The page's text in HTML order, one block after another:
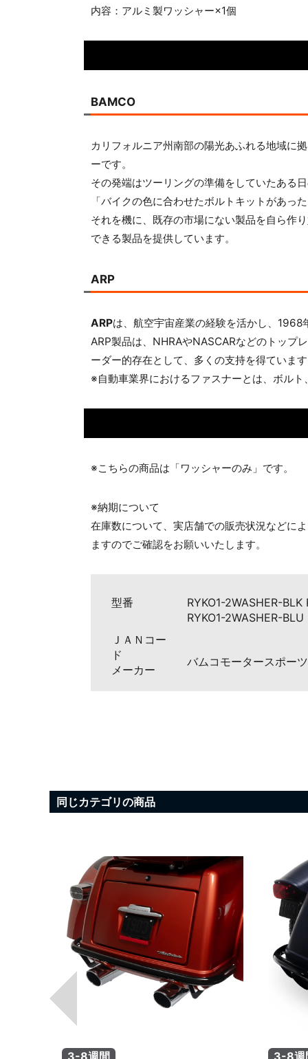
内容：アルミ製ワッシャー×1個
BAMCO
カリフォルニア州南部の陽光あふれる地域に
ーです。
その発端はツーリングの準備をしていたある
「バイクの色に合わせたボルトキットがあっ
それを機に、既存の市場にない製品を自ら作
できる製品を提供しています。
ARP
ARPは、航空宇宙産業の経験を活かし、
ARP製品は、NHRAやNASCARなどのトップ
ーダー的存在として、多くの支持を得ていま
※自動車業界におけるファスナーとは、ボル
※こちらの商品は「ワッシャーのみ」です。
※納期について
在庫数について、実店舗での販売状況などに
ますのでご確認をお願いいたします。
型番
RYKO1-2WASHER-
RYKO1-2WASHER-
ＪＡＮコー
ド
メーカー
バムコモータースポー
同じカテゴリの商品